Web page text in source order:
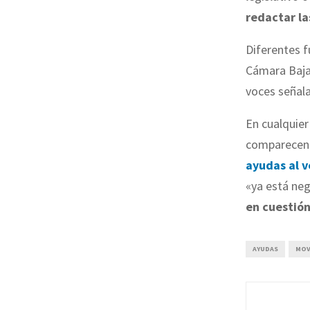
redactar
Diferentes
Cámara
voces
En
ayudas al
«ya está
en
AYUDAS